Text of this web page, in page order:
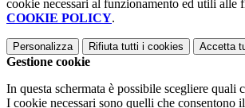
cookie necessari al funzionamento ed utili alle
COOKIE POLICY.
Personalizza Rifiuta tutti i cookies Accetta
Gestione cookie
In questa schermata è possibile scegliere quali
I cookie necessari sono quelli che consentono